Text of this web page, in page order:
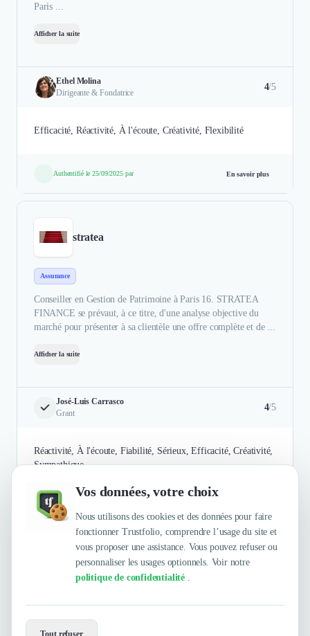
Vos données, votre choix
Nous utilisons des cookies et des données pour faire
fonctionner Trustfolio, comprendre l’usage du site et
vous proposer une assistance. Vous pouvez refuser ou
personnaliser les usages optionnels. Voir notre
politique de confidentialité .
Tout refuser
Paris ...
Afficher la suite
Ethel Molina
Dirigeante & Fondatrice
4/5
Efficacité, Réactivité, À l'écoute, Créativité, Flexibilité
Authentifié le 25/09/2025 par En savoir plus
stratea
Assurance
Conseiller en Gestion de Patrimoine à Paris 16. STRATEA
FINANCE se prévaut, à ce titre, d'une analyse objective du
marché pour présenter à sa clientèle une offre complète et de ...
Afficher la suite
José-Luis Carrasco
Grant
4/5
Réactivité, À l'écoute, Fiabilité, Sérieux, Efficacité, Créativité,
Sympathique
Authentifié le 25/09/2025 par